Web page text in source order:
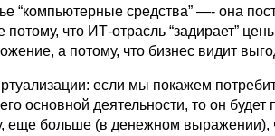
“компьютерные средства” —- она
что ИТ-отрасль “задирает”
а потому, что бизнес видит
если мы покажем
основной деятельности, то он
еще больше (в денежном выражении),